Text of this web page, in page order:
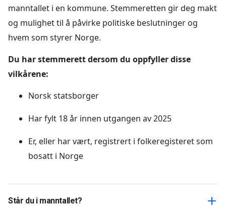
manntallet i en kommune. Stemmeretten gir deg makt
og mulighet til å påvirke politiske beslutninger og
hvem som styrer Norge.
Du har stemmerett dersom du oppfyller disse
vilkårene:
Norsk statsborger
Har fylt 18 år innen utgangen av 2025
Er, eller har vært, registrert i folkeregisteret som
bosatt i Norge
Står du i manntallet?